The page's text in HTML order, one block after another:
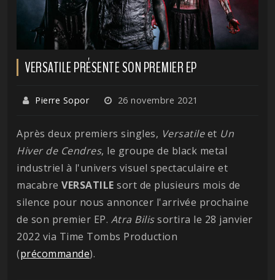
VERSATILE PRÉSENTE SON PREMIER EP
Pierre Sopor 26 novembre 2021
Après deux premiers singles, Versatileet Un
Hiver de Cendres, le groupe de black metal
industriel à l'univers visuel spectaculaire et
macabre VERSATILE sort de plusieurs mois de
silence pour nous annoncer l'arrivée prochaine
de son premier EP. Atra Bilissortira le 28 janvier
2022 via Time Tombs Production
(précommande).